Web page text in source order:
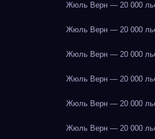
Жюль Верн — 20 000
Жюль Верн — 20 000
Жюль Верн — 20 000
Жюль Верн — 20 000
Жюль Верн — 20 000
Жюль Верн — 20 000